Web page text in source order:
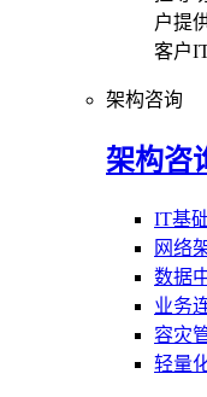
户提
客户
架构咨询
架构咨
IT基
网络
数据
业务
容灾
轻量